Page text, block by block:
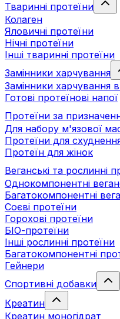
Тваринні протеїни
Колаген
Яловичні протеїни
Нічні протеїни
Інші тваринні протеїни
Замінники харчування
Замінники харчування
Готові протеїнові напої
Протеїни за
Для набору м'язової
Протеїни для
Протеїн для жінок
Веганські та рослинні
Однокомпонентні
Багатокомпонентні
Cоєві протеїни
Горохові протеїни
БІО-протеїни
Інші рослинні протеїни
Багатокомпонентні
Гейнери
Спортивні добавки
Креатин
Креатин моногідрат